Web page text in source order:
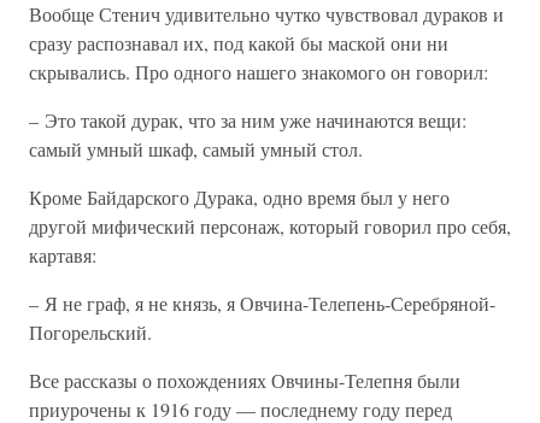
Вообще Стенич удивительно чутко чувствовал дураков и
сразу распознавал их, под какой бы маской они ни
скрывались. Про одного нашего знакомого он говорил:
– Это такой дурак, что за ним уже начинаются вещи:
самый умный шкаф, самый умный стол.
Кроме Байдарского Дурака, одно время был у него
другой мифический персонаж, который говорил про себя,
картавя:
– Я не граф, я не князь, я Овчина-Телепень-Серебряной-
Погорельский.
Все рассказы о похождениях Овчины-Телепня были
приурочены к 1916 году — последнему году перед